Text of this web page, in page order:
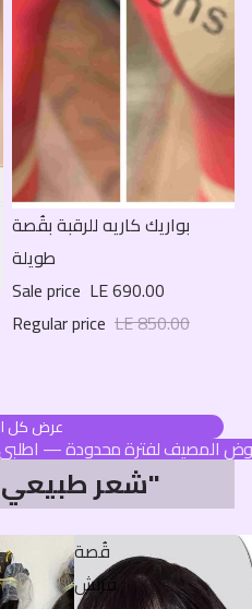
Sale
بواريك كاريه للرقبة بقُصة
طويلة
Sale price LE 690.00
Regular price LE 850.00
عرض كل
المصيف لفترة محدودة —
" شعر طبيعي هندي بيور"
قُصة
فرنش